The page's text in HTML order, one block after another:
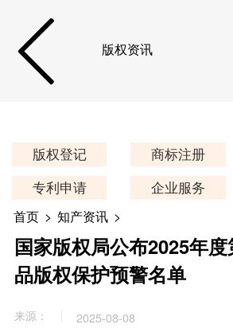
版权资讯
版权登记 商标注册
专利申请
企业服务
首页 > 知产资讯 >
国家版权局公布2025年
品版权保护预警名单
来源： 2025-08-08